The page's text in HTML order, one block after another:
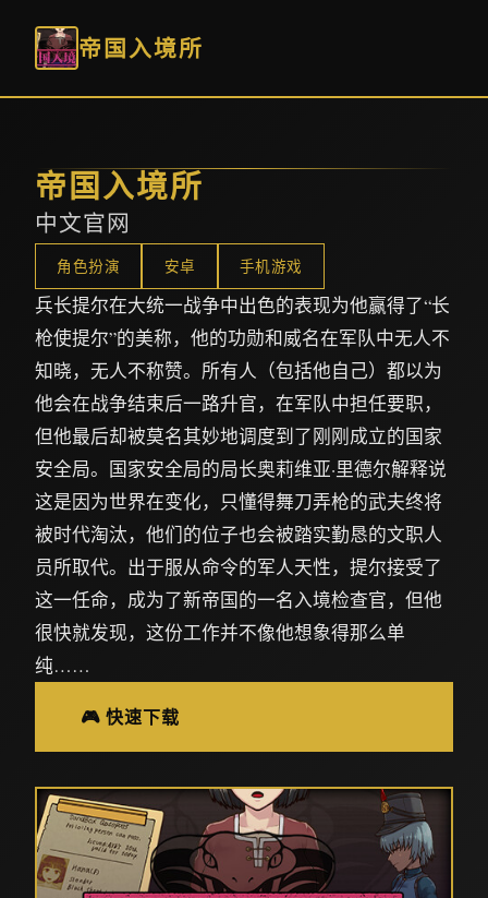
帝国入境所
帝国入境所
中文官网
角色扮演 安卓 手机游戏
兵长提尔在大统一战争中出色的表现为他赢得了“长
枪使提尔”的美称，他的功勋和威名在军队中无人不
知晓，无人不称赞。所有人（包括他自己）都以为
他会在战争结束后一路升官，在军队中担任要职，
但他最后却被莫名其妙地调度到了刚刚成立的国家
安全局。国家安全局的局长奥莉维亚·里德尔解释说
这是因为世界在变化，只懂得舞刀弄枪的武夫终将
被时代淘汰，他们的位子也会被踏实勤恳的文职人
员所取代。出于服从命令的军人天性，提尔接受了
这一任命，成为了新帝国的一名入境检查官，但他
很快就发现，这份工作并不像他想象得那么单
纯……
🎮 快速下载